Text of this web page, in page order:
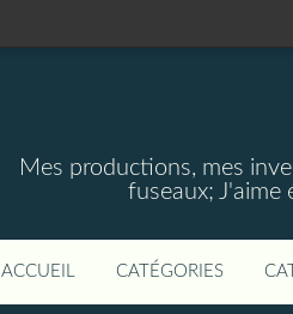
Mes productions, mes
fuseaux; J'aime
ACCUEIL CATÉGORIES